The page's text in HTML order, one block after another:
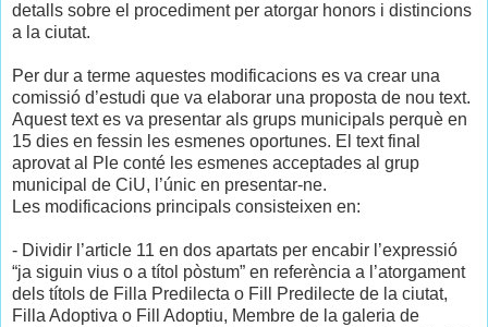
detalls sobre el procediment per atorgar honors i distincions
a la ciutat.
Per dur a terme aquestes modificacions es va crear una
comissió d’estudi que va elaborar una proposta de nou text.
Aquest text es va presentar als grups municipals perquè en
15 dies en fessin les esmenes oportunes. El text final
aprovat al Ple conté les esmenes acceptades al grup
municipal de CiU, l’únic en presentar-ne.
Les modificacions principals consisteixen en:
- Dividir l’article 11 en dos apartats per encabir l’expressió
“ja siguin vius o a títol pòstum” en referència a l’atorgament
dels títols de Filla Predilecta o Fill Predilecte de la ciutat,
Filla Adoptiva o Fill Adoptiu, Membre de la galeria de